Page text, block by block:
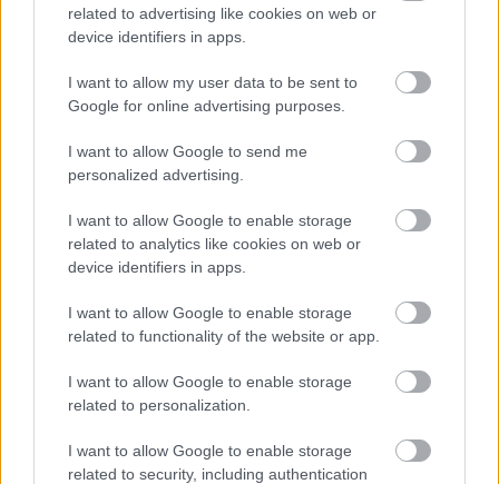
related to advertising like cookies on web or
device identifiers in apps.
I want to allow my user data to be sent to
Google for online advertising purposes.
I want to allow Google to send me
personalized advertising.
I want to allow Google to enable storage
related to analytics like cookies on web or
device identifiers in apps.
I want to allow Google to enable storage
related to functionality of the website or app.
I want to allow Google to enable storage
related to personalization.
I want to allow Google to enable storage
related to security, including authentication